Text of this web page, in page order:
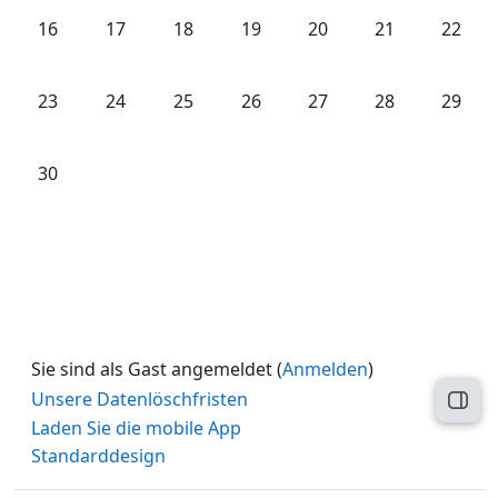
Keine Termine, Montag, 16. Juni
16 Keine Termine, Dienstag, 17. Juni
17 Keine Termine, Mittwoch, 18. Juni
18 Keine Termine, Donnerstag,
19 Keine Termine, Freitag,
20 Keine
21 Keine
22
Keine Termine, Montag, 23. Juni
23 Keine Termine, Dienstag, 24. Juni
24 Keine Termine, Mittwoch, 25. Juni
25 Keine Termine, Donnerstag,
26 Keine Termine, Freitag,
27 Keine
28 Keine
29
Keine Termine, Montag, 30. Juni
30
Sie sind als Gast angemeldet (Anmelden)
Unsere Datenlöschfristen
Laden Sie die mobile App
Standarddesign